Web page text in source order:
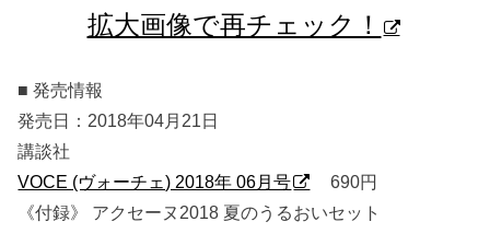
拡大画像で再チェック！
■ 発売情報
発売日：2018年04月21日
講談社
VOCE (ヴォーチェ) 2018年 06月号
690円
《付録》 アクセーヌ2018 夏のうるおいセット